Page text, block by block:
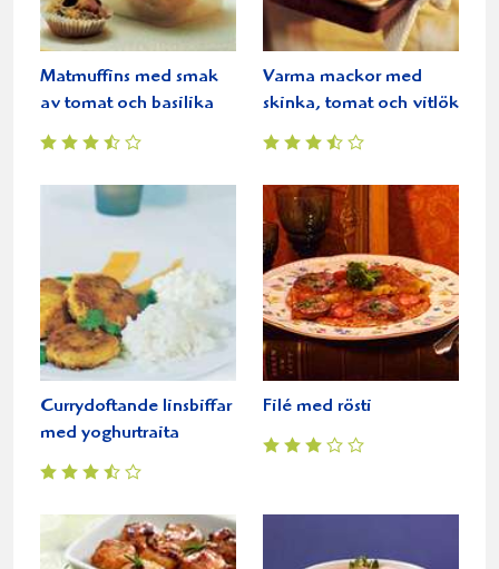
Matmuffins med smak
av tomat och basilika
Varma mackor med
skinka, tomat och vitlök
Currydoftande linsbiffar
med yoghurtraita
Filé med rösti